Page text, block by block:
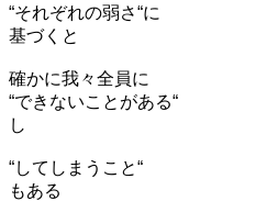
“それぞれの弱さ“に
基づくと
確かに我々全員に
“できないことがある“
し
“してしまうこと“
もある